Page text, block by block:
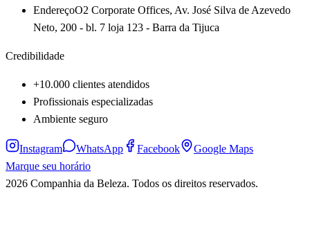
EndereçoO2 Corporate Offices, Av. José Silva de Azevedo
Neto, 200 - bl. 7 loja 123 - Barra da Tijuca
Credibilidade
+10.000 clientes atendidos
Profissionais especializadas
Ambiente seguro
Instagram WhatsApp Facebook
Google Maps
Marque seu horário
2026 Companhia da Beleza. Todos os direitos reservados.